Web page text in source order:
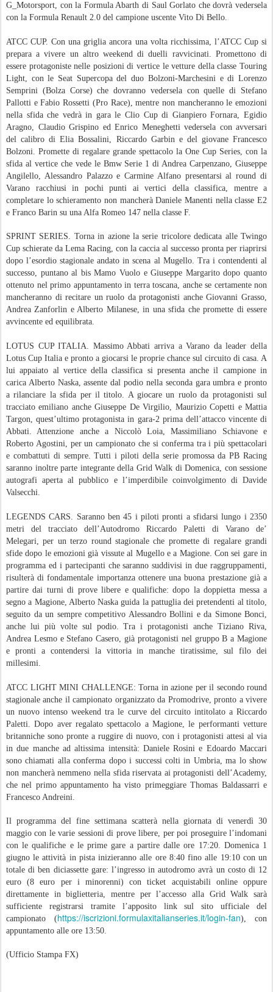
G_Motorsport, con la Formula Abarth di Saul Gorlato che dovrà vedersela
con la Formula Renault 2.0 del campione uscente Vito Di Bello.
ATCC CUP. Con una griglia ancora una volta ricchissima, l’ATCC Cup si
prepara a vivere un altro weekend di duelli ravvicinati. Promettono di
essere protagoniste nelle posizioni di vertice le vetture della classe Touring
Light, con le Seat Supercopa del duo Bolzoni-Marchesini e di Lorenzo
Semprini (Bolza Corse) che dovranno vedersela con quelle di Stefano
Pallotti e Fabio Rossetti (Pro Race), mentre non mancheranno le emozioni
nella sfida che vedrà in gara le Clio Cup di Gianpiero Fornara, Egidio
Aragno, Claudio Grispino ed Enrico Meneghetti vedersela con avversari
del calibro di Elia Bossalini, Riccardo Garbin e del giovane Francesco
Bolzoni. Promette di regalare grande spettacolo la One Cup Series, con la
sfida al vertice che vede le Bmw Serie 1 di Andrea Carpenzano, Giuseppe
Angilello, Alessandro Palazzo e Carmine Alfano presentarsi al round di
Varano racchiusi in pochi punti ai vertici della classifica, mentre a
completare lo schieramento non mancherà Daniele Manenti nella classe E2
e Franco Barin su una Alfa Romeo 147 nella classe F.
SPRINT SERIES. Torna in azione la serie tricolore dedicata alle Twingo
Cup schierate da Lema Racing, con la caccia al successo pronta per riaprirsi
dopo l’esordio stagionale andato in scena al Mugello. Tra i contendenti al
successo, puntano al bis Mamo Vuolo e Giuseppe Margarito dopo quanto
ottenuto nel primo appuntamento in terra toscana, anche se certamente non
mancheranno di recitare un ruolo da protagonisti anche Giovanni Grasso,
Andrea Zanforlin e Alberto Milanese, in una sfida che promette di essere
avvincente ed equilibrata.
LOTUS CUP ITALIA. Massimo Abbati arriva a Varano da leader della
Lotus Cup Italia e pronto a giocarsi le proprie chance sul circuito di casa. A
lui appaiato al vertice della classifica si presenta anche il campione in
carica Alberto Naska, assente dal podio nella seconda gara umbra e pronto
a rilanciare la sfida per il titolo. A giocare un ruolo da protagonisti sul
tracciato emiliano anche Giuseppe De Virgilio, Maurizio Copetti e Mattia
Targon, quest’ultimo protagonista in gara-2 prima dell’attacco vincente di
Abbati. Attenzione anche a Niccolò Loia, Massimiliano Schiavone e
Roberto Agostini, per un campionato che si conferma tra i più spettacolari
e combattuti di sempre. Tutti i piloti della serie promossa da PB Racing
saranno inoltre parte integrante della Grid Walk di Domenica, con sessione
autografi aperta al pubblico e l’imperdibile coinvolgimento di Davide
Valsecchi.
LEGENDS CARS. Saranno ben 45 i piloti pronti a sfidarsi lungo i 2350
metri del tracciato dell’Autodromo Riccardo Paletti di Varano de’
Melegari, per un terzo round stagionale che promette di regalare grandi
sfide dopo le emozioni già vissute al Mugello e a Magione. Con sei gare in
programma ed i partecipanti che saranno suddivisi in due raggruppamenti,
risulterà di fondamentale importanza ottenere una buona prestazione già a
partire dai turni di prove libere e qualifiche: dopo la doppietta messa a
segno a Magione, Alberto Naska guida la pattuglia dei pretendenti al titolo,
seguito da un sempre competitivo Alessandro Bollini e da Simone Bonci,
anche lui più volte sul podio. Tra i protagonisti anche Tiziano Riva,
Andrea Lesmo e Stefano Casero, già protagonisti nel gruppo B a Magione
e pronti a contendersi la vittoria in manche tiratissime, sul filo dei
millesimi.
ATCC LIGHT MINI CHALLENGE: Torna in azione per il secondo round
stagionale anche il campionato organizzato da Promodrive, pronto a vivere
un nuovo intenso weekend tra le curve del circuito intitolato a Riccardo
Paletti. Dopo aver regalato spettacolo a Magione, le performanti vetture
britanniche sono pronte a ruggire di nuovo, con i protagonisti attesi al via
in due manche ad altissima intensità: Daniele Rosini e Edoardo Maccari
sono chiamati alla conferma dopo i successi colti in Umbria, ma lo show
non mancherà nemmeno nella sfida riservata ai protagonisti dell’Academy,
che nel primo appuntamento ha visto primeggiare Thomas Baldassarri e
Francesco Andreini.
Il programma del fine settimana scatterà nella giornata di venerdì 30
maggio con le varie sessioni di prove libere, per poi proseguire l’indomani
con le qualifiche e le prime gare a partire dalle ore 17:20. Domenica 1
giugno le attività in pista inizieranno alle ore 8:40 fino alle 19:10 con un
totale di ben diciassette gare: l’ingresso in autodromo avrà un costo di 12
euro (8 euro per i minorenni) con ticket acquistabili online oppure
direttamente in biglietteria, mentre per l’accesso alla Grid Walk sarà
sufficiente registrarsi tramite l’apposito link sul sito ufficiale del
campionato (https://iscrizioni.formulaxitalianseries.it/login-fan), con
appuntamento alle ore 13:50.
(Ufficio Stampa FX)